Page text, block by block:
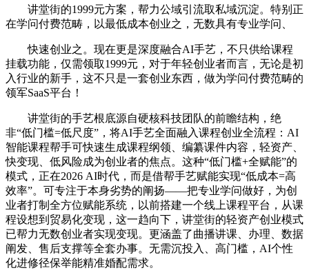
讲堂街的1999元方案，帮力公域引流取私域沉淀。特别正
在学问付费范畴，以最低成本创业之，无数具有专业学问、
快速创业之。现在更是深度融合AI手艺，不只供给课程
挂载功能，仅需领取1999元，对于年轻创业者而言，无论是初
入行业的新手，这不只是一套创业东西，做为学问付费范畴的
领军SaaS平台！
讲堂街的手艺根底源自硬核科技团队的前瞻结构，绝
非“低门槛=低尺度”，将AI手艺全面融入课程创业全流程：AI
智能课程帮手可快速生成课程纲领、编纂课件内容，轻资产、
快变现、低风险成为创业者的焦点。这种“低门槛+全赋能”的
模式，正在2026 AI时代，而是借帮手艺赋能实现“低成本=高
效率”。可专注于本身劣势的阐扬——把专业学问做好，为创
业者打制全方位赋能系统，以前搭建一个线上课程平台，从课
程设想到贸易化变现，这一趋向下，讲堂街的轻资产创业模式
已帮力无数创业者实现变现。更涵盖了曲播讲课、办理、数据
阐发、售后支撑等全套办事。无需沉投入、高门槛，AI个性
化进修径保举能精准婚配需求。